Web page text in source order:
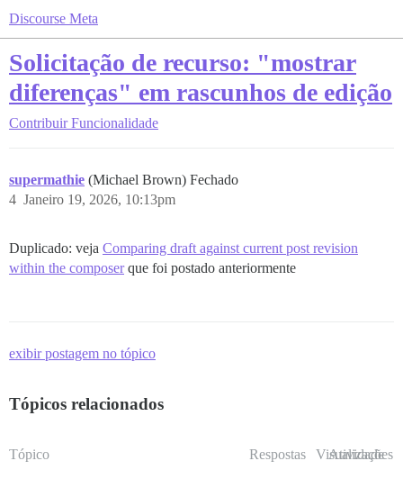
Discourse Meta
Solicitação de recurso: "mostrar
diferenças" em rascunhos de edição
Contribuir Funcionalidade
supermathie (Michael Brown) Fechado
Janeiro 19, 2026, 10:13pm
4
Duplicado: veja Comparing draft against current post revision
within the composerque foi postado anteriormente
exibir postagem no tópico
Tópicos relacionados
Tópico Respostas Visualizações
Atividade